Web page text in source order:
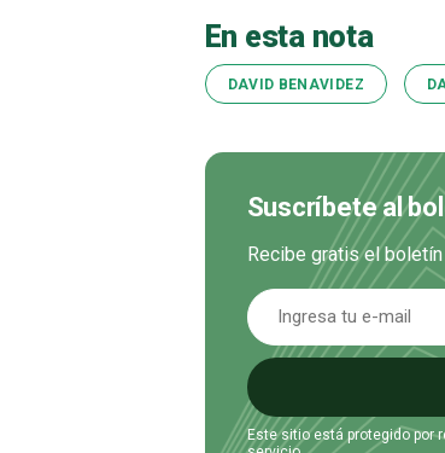
En esta nota
DAVID BENAVIDEZ
Suscríbete al
Recibe gratis el
Este sitio está protegido por